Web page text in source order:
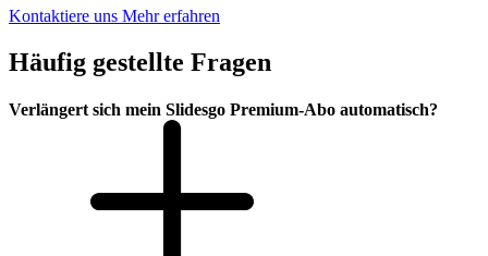
Kontaktiere uns Mehr erfahren
Häufig gestellte Fragen
Verlängert sich mein Slidesgo Premium-Abo automatisch?